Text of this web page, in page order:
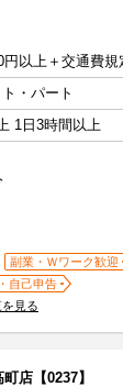
円以上＋交通費規
・パート
1日3時間以上
副業・Ｗワーク歓迎
自己申告
見る
店【0237】